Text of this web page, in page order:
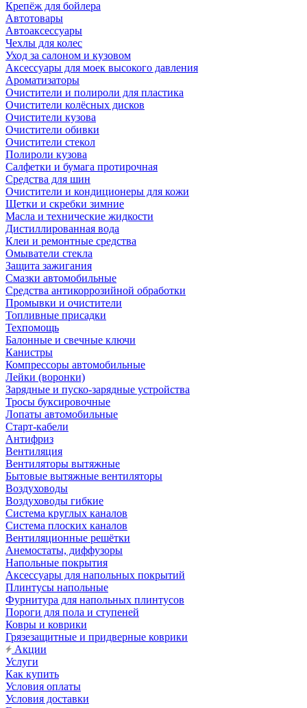
Крепёж для бойлера
Автотовары
Автоаксессуары
Чехлы для колес
Уход за салоном и кузовом
Аксессуары для моек высокого давления
Ароматизаторы
Очистители и полироли для пластика
Очистители колёсных дисков
Очистители кузова
Очистители обивки
Очистители стекол
Полироли кузова
Салфетки и бумага протирочная
Средства для шин
Очистители и кондиционеры для кожи
Щетки и скребки зимние
Масла и технические жидкости
Дистиллированная вода
Клеи и ремонтные средства
Омыватели стекла
Защита зажигания
Смазки автомобильные
Средства антикоррозийной обработки
Промывки и очистители
Топливные присадки
Техпомощь
Балонные и свечные ключи
Канистры
Компрессоры автомобильные
Лейки (воронки)
Зарядные и пуско-зарядные устройства
Тросы буксировочные
Лопаты автомобильные
Старт-кабели
Антифриз
Вентиляция
Вентиляторы вытяжные
Бытовые вытяжные вентиляторы
Воздуховоды
Воздуховоды гибкие
Система круглых каналов
Система плоских каналов
Вентиляционные решётки
Анемостаты, диффузоры
Напольные покрытия
Аксессуары для напольных покрытий
Плинтусы напольные
Фурнитура для напольных плинтусов
Пороги для пола и ступеней
Ковры и коврики
Грязезащитные и придверные коврики
Акции
Услуги
Как купить
Условия оплаты
Условия доставки